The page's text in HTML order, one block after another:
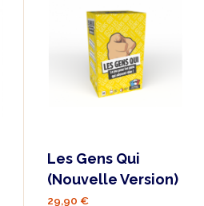
Les Gens Qui
(Nouvelle Version)
29,90 €